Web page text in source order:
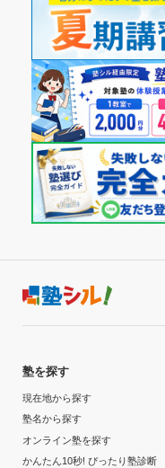
塾を探す
現在地から探す
塾名から探す
オンライン塾を探す
かんたん10秒! ぴったり塾診断